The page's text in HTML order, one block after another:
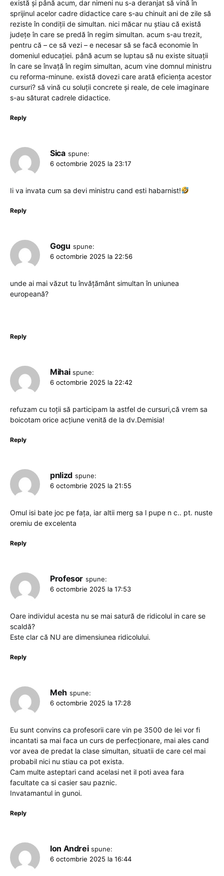
există și până acum, dar nimeni nu s-a deranjat să vină în
sprijinul acelor cadre didactice care s-au chinuit ani de zile să
reziste în condiții de simultan. nici măcar nu știau că există
județe în care se predă în regim simultan. acum s-au trezit,
pentru că – ce să vezi – e necesar să se facă economie în
domeniul educației. până acum se luptau să nu existe situații
în care se învață în regim simultan, acum vine domnul ministru
cu reforma-minune. există dovezi care arată eficiența acestor
cursuri? să vină cu soluții concrete și reale, de cele imaginare
s-au săturat cadrele didactice.
Reply
Sica spune:
6 octombrie 2025 la 23:17
Ii va invata cum sa devi ministru cand esti habarnist!
Reply
Gogu spune:
6 octombrie 2025 la 22:56
unde ai mai văzut tu învățământ simultan în uniunea
europeană?
Reply
Mihai spune:
6 octombrie 2025 la 22:42
refuzam cu toții să participam la astfel de cursuri,că vrem sa
boicotam orice acțiune venită de la dv.Demisia!
Reply
pnlizd spune:
6 octombrie 2025 la 21:55
Omul isi bate joc pe fața, iar altii merg sa l pupe n c.. pt. nuste
oremiu de excelenta
Reply
Profesor spune:
6 octombrie 2025 la 17:53
Oare individul acesta nu se mai satură de ridicolul in care se
scaldă?
Este clar că NU are dimensiunea ridicolului.
Reply
Meh spune:
6 octombrie 2025 la 17:28
Eu sunt convins ca profesorii care vin pe 3500 de lei vor fi
incantati sa mai faca un curs de perfecționare, mai ales cand
vor avea de predat la clase simultan, situatii de care cel mai
probabil nici nu stiau ca pot exista.
Cam multe asteptari cand acelasi net il poti avea fara
facultate ca si casier sau paznic.
Invatamantul in gunoi.
Reply
Ion Andrei spune:
6 octombrie 2025 la 16:44